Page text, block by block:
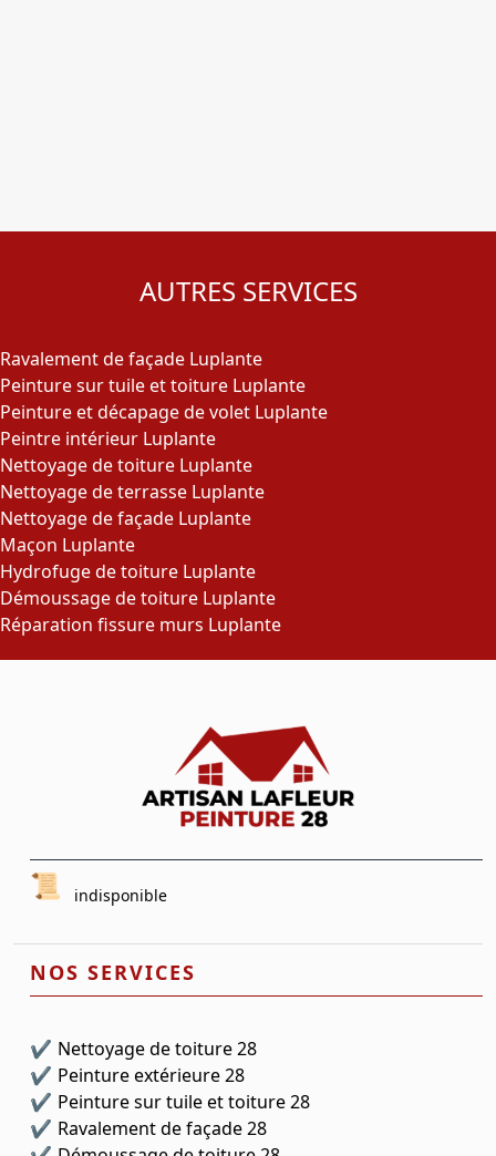
AUTRES SERVICES
Ravalement de façade Luplante
Peinture sur tuile et toiture Luplante
Peinture et décapage de volet Luplante
Peintre intérieur Luplante
Nettoyage de toiture Luplante
Nettoyage de terrasse Luplante
Nettoyage de façade Luplante
Maçon Luplante
Hydrofuge de toiture Luplante
Démoussage de toiture Luplante
Réparation fissure murs Luplante
indisponible
NOS SERVICES
Nettoyage de toiture 28
Peinture extérieure 28
Peinture sur tuile et toiture 28
Ravalement de façade 28